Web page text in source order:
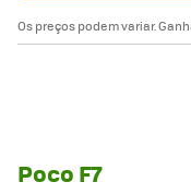
Os preços podem variar.
Poco F7